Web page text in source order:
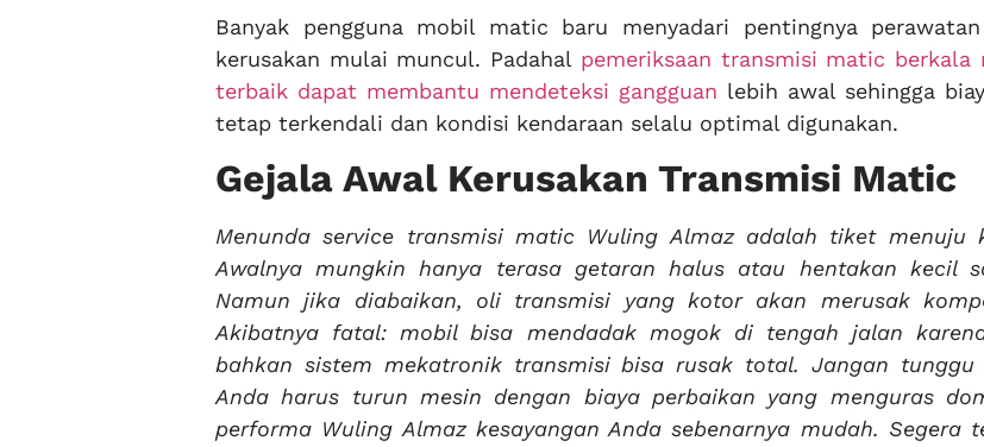
Banyak pengguna mobil matic baru menyadari pentingnya
kerusakan mulai muncul. Padahal pemeriksaan transmisi matic berkala
terbaik dapat membantu mendeteksi gangguan lebih awal sehingga
tetap terkendali dan kondisi kendaraan selalu optimal digunakan.
Gejala Awal Kerusakan Transmisi Matic
Menunda service transmisi matic Wuling Almaz adalah tiket menuju
Awalnya mungkin hanya terasa getaran halus atau hentakan kecil
Namun jika diabaikan, oli transmisi yang kotor akan merusak
Akibatnya fatal: mobil bisa mendadak mogok di tengah jalan
bahkan sistem mekatronik transmisi bisa rusak total. Jangan tunggu
Anda harus turun mesin dengan biaya perbaikan yang menguras
performa Wuling Almaz kesayangan Anda sebenarnya mudah. Segera